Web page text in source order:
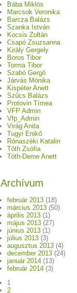
Bába Miklós
Marcsok Veronika
Barcza Balázs
Szanka István
Kocsis Zoltán
Csapó Zsuzsanna
Király Gergely
Boros Tibor
Torma Tibor
Szabó Gergő
Járvás Mónika
Kispéter Anett
Szűcs Balázs
Protovin Tímea
VFP Admin
Vfp_Admin
Virág Anita
Tugyi Enikő
Rónaszéki Katalin
Tóth Zsófia
Tóth-Deme Anett
Archívum
február 2013 (18)
március 2013 (50)
április 2013 (1)
május 2013 (27)
június 2013 (1)
július 2013 (3)
augusztus 2013 (4)
december 2013 (24)
január 2014 (13)
február 2014 (3)
1
2